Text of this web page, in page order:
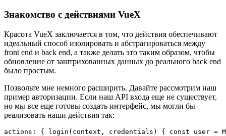
Знакомство с действиями VueX
Красота VueX заключается в том, что действия обеспечивают
идеальный способ изолировать и абстрагироваться между
front end и back end, а также делать это таким образом, чтобы
обновление от заштрихованных данных до реального back end
было простым.
Позвольте мне немного расширить. Давайте рассмотрим наш
пример авторизации. Если наш API входа еще не существует,
но мы все еще готовы создать интерфейс, мы могли бы
реализовать наши действия так:
actions: { login(context, credentials) { const user =